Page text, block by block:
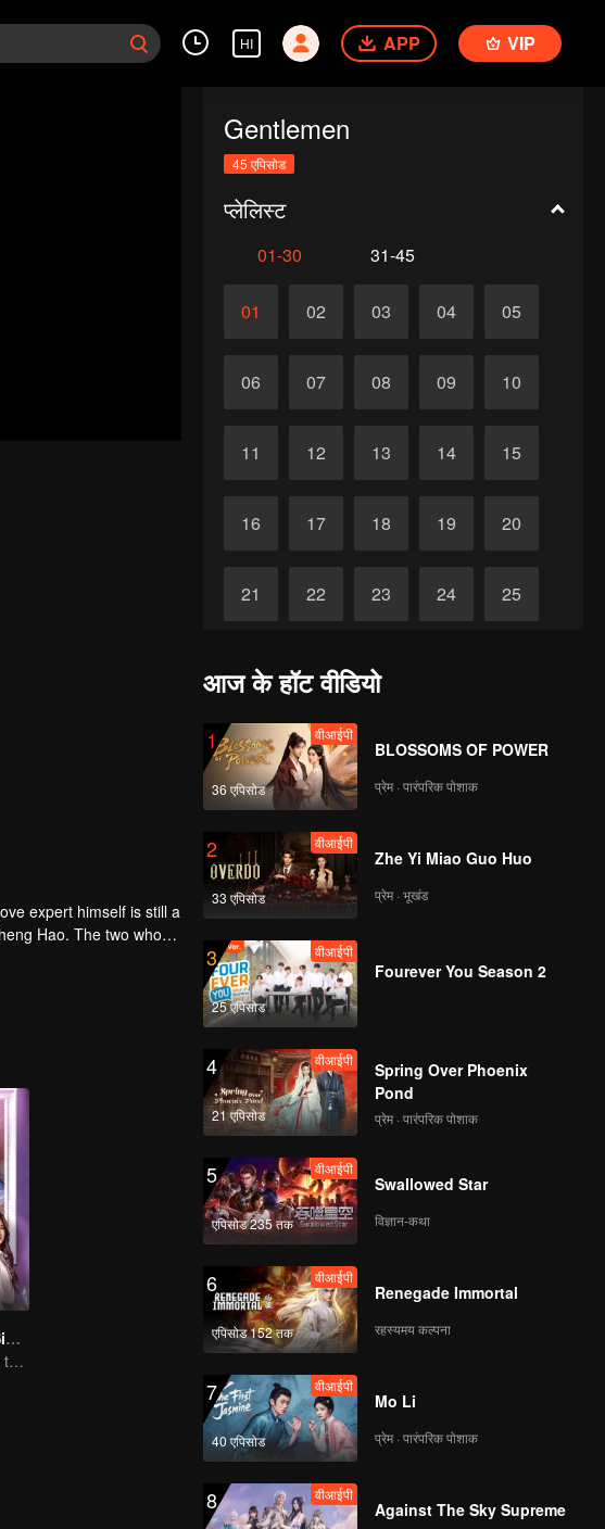
HI APP VIP
Gentlemen
45 एपिसोड
प्लेलिस्ट
01-30 31-45
01 02 03 04 05
06 07 08 09 10
11 12 13 14 15
16 17 18 19 20
21 22 23 24 25
26 28
expert himself is still a
Hao. The two who
help to woo a girl
Love at Second Sight
Poor guy becomes the domineering CEO and pursues his first love
आज के हॉट वीडियो
1
36 एपिसोड
वीआईपी
BLOSSOMS OF POWER
प्रेम · पारंपरिक पोशाक
2
33 एपिसोड
वीआईपी
Zhe Yi Miao Guo Huo
प्रेम · भूखंड
3
25 एपिसोड
वीआईपी
Fourever You Season 2
4
21 एपिसोड
वीआईपी
Spring Over Phoenix
Pond
प्रेम · पारंपरिक पोशाक
5
एपिसोड 235 तक
वीआईपी
Swallowed Star
विज्ञान-कथा
6
एपिसोड 152 तक
वीआईपी
Renegade Immortal
रहस्यमय कल्पना
7
40 एपिसोड
वीआईपी
Mo Li
प्रेम · पारंपरिक पोशाक
8 वीआईपी
Against The Sky Supreme